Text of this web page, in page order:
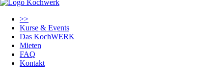
überspringen
>>
Kurse & Events
Das KochWERK
Mieten
FAQ
Kontakt